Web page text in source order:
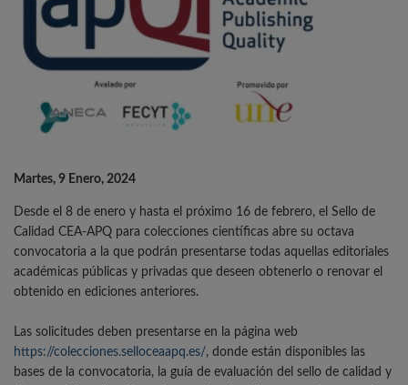
Martes, 9 Enero, 2024
Desde el 8 de enero y hasta el próximo 16 de febrero, el Sello de
Calidad CEA-APQ para colecciones científicas abre su octava
convocatoria a la que podrán presentarse todas aquellas editoriales
académicas públicas y privadas que deseen obtenerlo o renovar el
obtenido en ediciones anteriores.
Las solicitudes deben presentarse en la página web
https://colecciones.selloceaapq.es/, donde están disponibles las
bases de la convocatoria, la guía de evaluación del sello de calidad y